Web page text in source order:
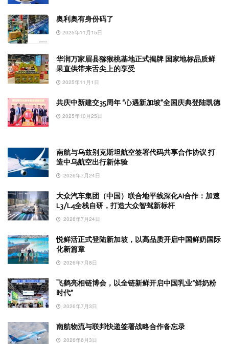
奥利奥有身份码了
2025年11月15日
华润万家眉县猕猴桃基地正式揭牌 国家地标品质鲜
果直供带来舌尖上的享受
2025年11月1日
共庆中新建交35周年 “心遇新加坡”全国庆典登陆凯德
2025年10月25日
南航与乌兹别克斯坦航空签署代码共享合作协议 打
造中乌航空出行新体验
2026年7月24日
大众汽车集团（中国）联合地平线深化AI合作：加速
L3/L4全栈自研，打造大众智驾新标杆
2026年7月24日
悦鲜活正式登陆新加坡，以高品质开启中国鲜奶国际
化新篇章
2026年7月8日
飞鹤亮相链博会，以全链新鲜开启中国乳业“鲜奶粉
时代”
2026年7月3日
南航物流与联邦快递签署战略合作备忘录
2026年6月3日